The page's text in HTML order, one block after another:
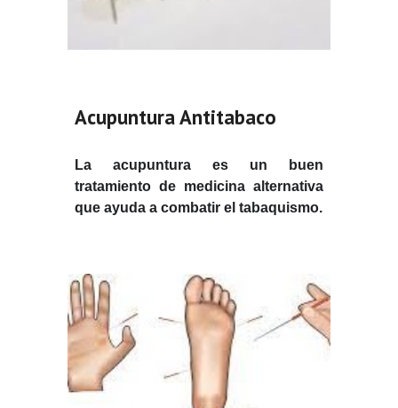
Acupuntura Antitabaco
La acupuntura es un buen
tratamiento de medicina alternativa
que ayuda a combatir el tabaquismo.